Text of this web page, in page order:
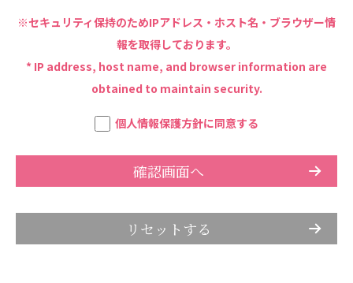
海外子会社・合弁会社
瀋陽長者会
※セキュリティ保持のためIPアドレス・ホスト名・ブラウザー情
報を取得しております。
* IP address, host name, and browser information are
obtained to maintain security.
個人情報保護方針に同意する